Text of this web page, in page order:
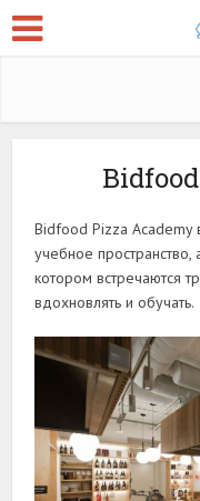
Bidfood Pizza Academy
учебное пространство,
котором встречаются
вдохновлять и обучать.